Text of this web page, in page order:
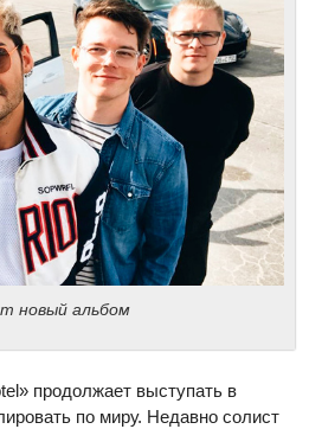
новый альбом
продолжает выступать в
по миру. Недавно солист